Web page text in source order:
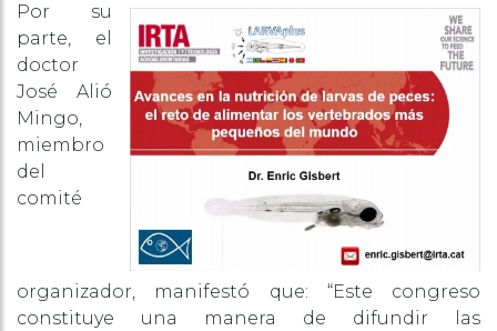
Por su
parte, el
doctor
José Alió
Mingo,
miembro
del
comité
organizador, manifestó que: “Este congreso
constituye una manera de difundir las